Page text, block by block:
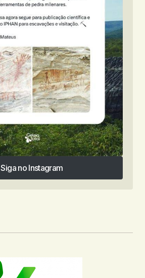
Siga no Instagram
Siga no Instagram